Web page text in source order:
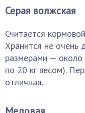
Серая волжская
Считается
Хранится не очень
размерами — около
по 20 кг весом).
отличная.